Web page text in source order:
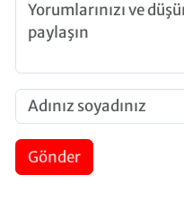
Gönder